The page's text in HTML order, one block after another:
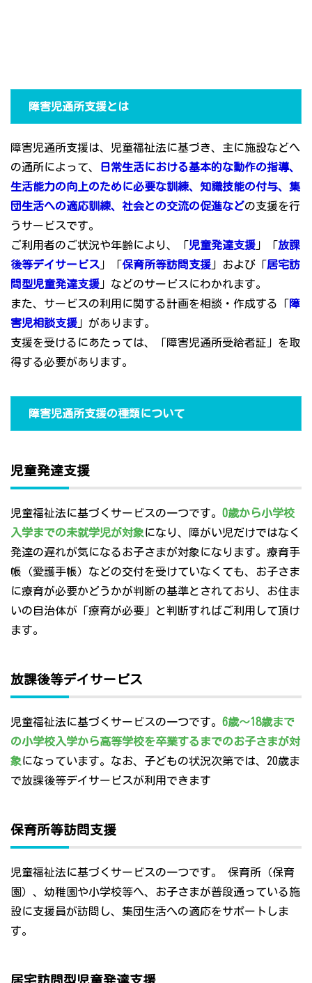
障害児通所支援とは
障害児通所支援は、児童福祉法に基づき、主に施設などへ
の通所によって、
日常生活における基本的な動作の指導、
生活能力の向上のために必要な訓練、知識技能の付与、集
団生活への適応訓練、社会との交流の促進などの支援を行
うサービスです。
ご利用者のご状況や年齢により、「児童発達支援 」「放課
後等デイサービス 」「保育所等訪問支援 」および「居宅訪
問型児童発達支援 」などのサービスにわかれます。
また、サービスの利用に関する計画を相談・作成する「障
害児相談支援 」があります。
支援を受けるにあたっては、「障害児通所受給者証」を取
得する必要があります。
障害児通所支援の種類について
児童発達支援
児童福祉法に基づくサービスの一つです。 0歳から小学校
入学までの未就学児が対象になり、障がい児だけではなく
発達の遅れが気になるお子さまが対象になります。療育手
帳（愛護手帳）などの交付を受けていなくても、お子さま
に療育が必要かどうかが判断の基準とされており、お住ま
いの自治体が「療育が必要」と判断すればご利用して頂け
ます。
放課後等デイサービス
児童福祉法に基づくサービスの一つです。 6歳～18歳まで
の小学校入学から高等学校を卒業するまでのお子さまが対
象になっています。なお、子どもの状況次第では、20歳ま
で放課後等デイサービスが利用できます
保育所等訪問支援
児童福祉法に基づくサービスの一つです。 保育所（保育
園）、幼稚園や小学校等へ、お子さまが普段通っている施
設に支援員が訪問し、集団生活への適応をサポートしま
す。
居宅訪問型児童発達支援